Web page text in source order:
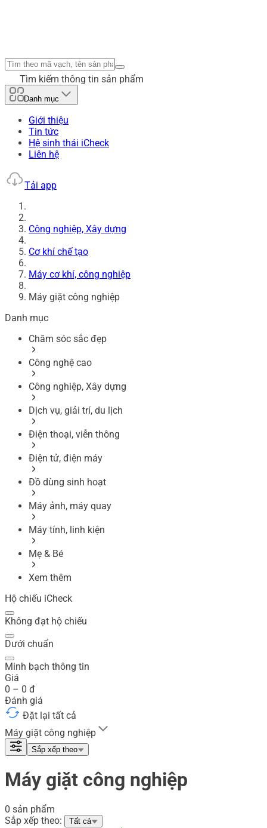
Tìm kiếm thông tin sản phẩm
Danh mục
Giới thiệu
Tin tức
Hệ sinh thái iCheck
Liên hệ
Tải app
Công nghiệp, Xây dựng
Cơ khí chế tạo
Máy cơ khí, công nghiệp
Máy giặt công nghiệp
Danh mục
Chăm sóc sắc đẹp
Công nghệ cao
Công nghiệp, Xây dựng
Dịch vụ, giải trí, du lịch
Điện thoại, viễn thông
Điện tử, điện máy
Đồ dùng sinh hoạt
Máy ảnh, máy quay
Máy tính, linh kiện
Mẹ & Bé
Xem thêm
Hộ chiếu iCheck
Không đạt hộ chiếu
Dưới chuẩn
Minh bạch thông tin
Giá
0 – 0 đ
Đánh giá
Đặt lại tất cả
Máy giặt công nghiệp
Sắp xếp theo
Máy giặt công nghiệp
0 sản phẩm
Sắp xếp theo:
Tất cả